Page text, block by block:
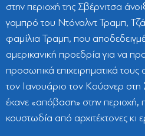
στην περιοχή της Σβέρνιτσα
γαμπρό του Ντόναλντ Τραμπ,
φαμίλια Τραμπ, που
αμερικανική προεδρία για να
προσωπικά επιχειρηματικά τους
τον Ιανουάριο τον Κούσνερ στη
έκανε «απόβαση» στην περιοχή,
κουστωδία από αρχιτέκτονες κι